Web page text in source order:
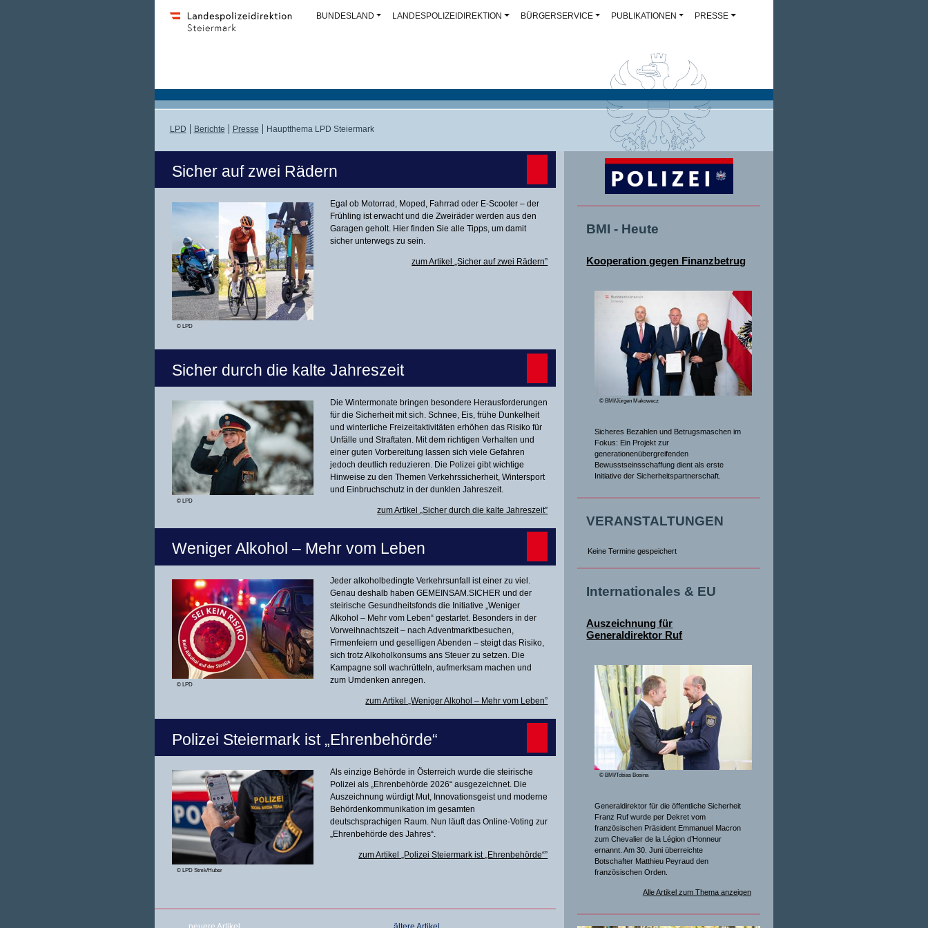
BUNDESLAND LANDESPOLIZEIDIREKTION BÜRGERSERVICE PUBLIKATIONEN PRESSE
LPD Berichte Presse Hauptthema LPD Steiermark
Sicher auf zwei Rädern
© LPD
Egal ob Motorrad, Moped, Fahrrad oder E-Scooter – der
Frühling ist erwacht und die Zweiräder werden aus den
Garagen geholt. Hier finden Sie alle Tipps, um damit
sicher unterwegs zu sein.
zum Artikel „Sicher auf zwei Rädern”
Sicher durch die kalte Jahreszeit
© LPD
Die Wintermonate bringen besondere Herausforderungen
für die Sicherheit mit sich. Schnee, Eis, frühe Dunkelheit
und winterliche Freizeitaktivitäten erhöhen das Risiko für
Unfälle und Straftaten. Mit dem richtigen Verhalten und
einer guten Vorbereitung lassen sich viele Gefahren
jedoch deutlich reduzieren. Die Polizei gibt wichtige
Hinweise zu den Themen Verkehrssicherheit, Wintersport
und Einbruchschutz in der dunklen Jahreszeit.
zum Artikel „Sicher durch die kalte Jahreszeit”
Weniger Alkohol – Mehr vom Leben
© LPD
Jeder alkoholbedingte Verkehrsunfall ist einer zu viel.
Genau deshalb haben GEMEINSAM.SICHER und der
steirische Gesundheitsfonds die Initiative „Weniger
Alkohol – Mehr vom Leben“ gestartet. Besonders in der
Vorweihnachtszeit – nach Adventmarktbesuchen,
Firmenfeiern und geselligen Abenden – steigt das Risiko,
sich trotz Alkoholkonsums ans Steuer zu setzen. Die
Kampagne soll wachrütteln, aufmerksam machen und
zum Umdenken anregen.
zum Artikel „Weniger Alkohol – Mehr vom Leben”
Polizei Steiermark ist „Ehrenbehörde“
© LPD Stmk/Huber
Als einzige Behörde in Österreich wurde die steirische
Polizei als „Ehrenbehörde 2026“ ausgezeichnet. Die
Auszeichnung würdigt Mut, Innovationsgeist und moderne
Behördenkommunikation im gesamten
deutschsprachigen Raum. Nun läuft das Online-Voting zur
„Ehrenbehörde des Jahres“.
zum Artikel „Polizei Steiermark ist „Ehrenbehörde“”
BMI - Heute
Kooperation gegen Finanzbetrug
© BMI/Jürgen Makowecz
Sicheres Bezahlen und Betrugsmaschen im
Fokus: Ein Projekt zur
generationenübergreifenden
Bewusstseinsschaffung dient als erste
Initiative der Sicherheitspartnerschaft.
VERANSTALTUNGEN
Keine Termine gespeichert
Internationales & EU
Auszeichnung für
Generaldirektor Ruf
© BMI/Tobias Bosina
Generaldirektor für die öffentliche Sicherheit
Franz Ruf wurde per Dekret vom
französischen Präsident Emmanuel Macron
zum Chevalier de la Légion d’Honneur
ernannt. Am 30. Juni überreichte
Botschafter Matthieu Peyraud den
französischen Orden.
Alle Artikel zum Thema anzeigen